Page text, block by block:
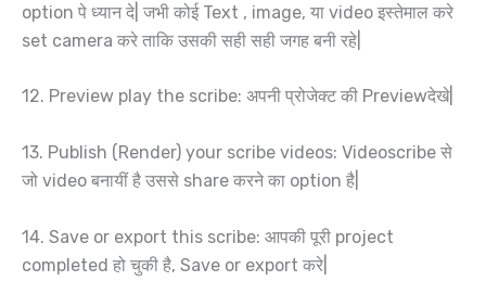
option पे ध्यान दे| जभी कोई Text , image, या video इस्तेमाल करे
set camera करे ताकि उसकी सही सही जगह बनी रहे|
12. Preview play the scribe: अपनी प्रोजेक्ट की Previewदेखे|
13. Publish (Render) your scribe videos: Videoscribe से
जो video बनायीं है उससे share करने का option है|
14. Save or export this scribe: आपकी पूरी project
completed हो चुकी है, Save or export करे|